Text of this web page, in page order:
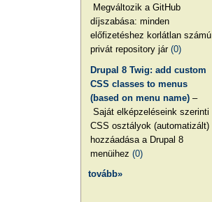
Megváltozik a GitHub
díjszabása: minden
előfizetéshez korlátlan számú
privát repository jár(0)
Drupal 8 Twig: add custom
CSS classes to menus
(based on menu name) –
Saját elképzeléseink szerinti
CSS osztályok (automatizált)
hozzáadása a Drupal 8
menüihez(0)
tovább»